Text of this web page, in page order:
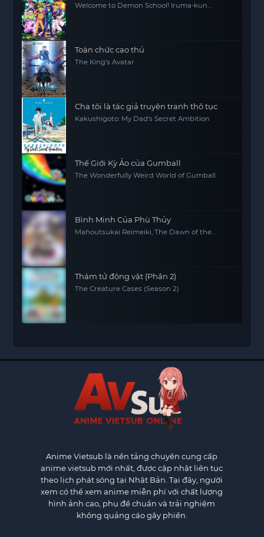
Welcome to Demon School! Iruma-kun
Toàn chức cao thủ
The King's Avatar
Cha tôi là tác giả truyện tranh thô tục
Kakushigoto: My Dad's Secret Ambition
Thế Giới Kỳ Ảo của Gumball
The Wonderfully Weird World of Gumball
Bình Minh Của Phù Thủy
Mahoutsukai Reimeiki, The Dawn of the
Thám tử động vật (Phần 2)
The Creature Cases (Season 2)
Anime Vietsub là nền tảng chuyên cung cấp
anime vietsub mới nhất, được cập nhật liên tục
theo lịch phát sóng tại Nhật Bản. Tại đây, người
xem có thể xem anime miễn phí với chất lượng
hình ảnh cao, phụ đề chuẩn và trải nghiệm
không quảng cáo gây phiền.